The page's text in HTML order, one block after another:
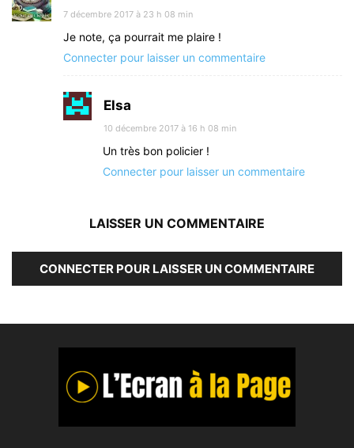
7 décembre 2017 à 23 h 08 min
Je note, ça pourrait me plaire !
Connecter pour laisser un commentaire
Elsa
10 décembre 2017 à 16 h 08 min
Un très bon policier !
Connecter pour laisser un commentaire
LAISSER UN COMMENTAIRE
CONNECTER POUR LAISSER UN COMMENTAIRE